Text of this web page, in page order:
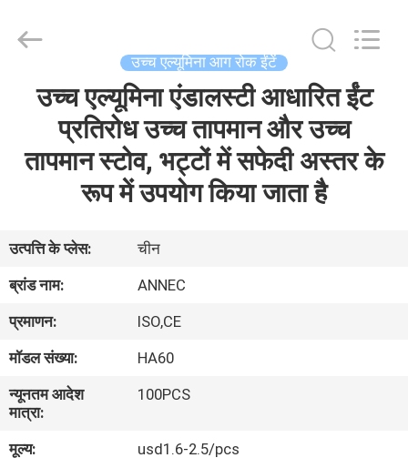
उत्पाद
बारे
में
कारखाने
का
दौरा
Industrial
Reserved.
उच्च एल्यूमिना आग रोक ईंटें
उच्च एल्यूमिना एंडालस्टी आधारित ईंट
प्रतिरोध उच्च तापमान और उच्च
तापमान स्टोव, भट्टों में सफेदी अस्तर के
रूप में उपयोग किया जाता है
उत्पत्ति के प्लेस:
चीन
ब्रांड नाम:
ANNEC
प्रमाणन:
ISO,CE
मॉडल संख्या:
HA60
न्यूनतम आदेश
मात्रा:
100PCS
मूल्य:
usd1.6-2.5/pcs